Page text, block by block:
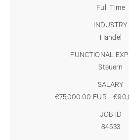
Full Time
INDUSTRY
Handel
FUNCTIONAL
Steuern
SALARY
€75,000.00 EUR -
JOB ID
84533